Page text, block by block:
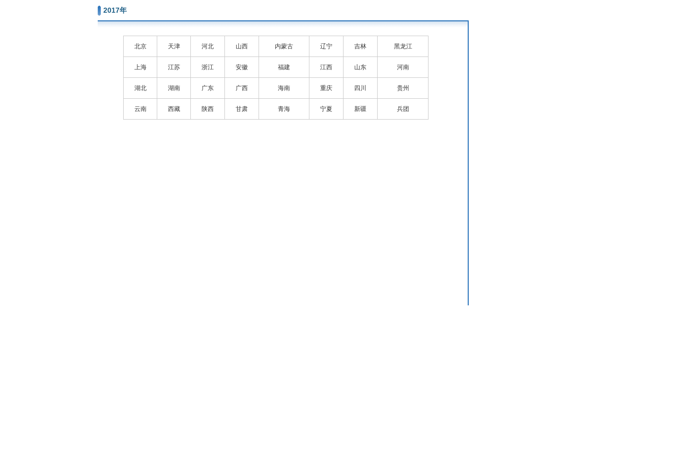
2017年
北京 天津 河北 山西 内蒙古 辽宁 吉林 黑龙江
上海 江苏 浙江 安徽 福建 江西 山东 河南
湖北 湖南 广东 广西 海南 重庆 四川 贵州
云南 西藏 陕西 甘肃 青海 宁夏 新疆 兵团